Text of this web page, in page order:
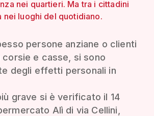
nei quartieri. Ma tra i cittadini
nei luoghi del quotidiano.
persone anziane o clienti
e casse, si sono
degli effetti personali in
grave si è verificato il 14
Alì di via Cellini,